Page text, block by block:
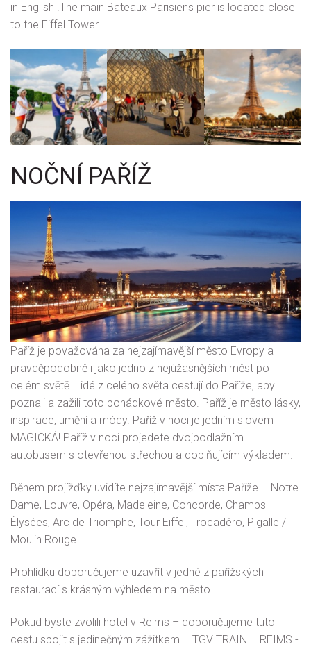
in English .The main Bateaux Parisiens pier is located close
to the Eiffel Tower.
NOČNÍ PAŘÍŽ
Paříž je považována za nejzajímavější město Evropy a
pravděpodobně i jako jedno z nejúžasnějších měst po
celém světě. Lidé z celého světa cestují do Paříže, aby
poznali a zažili toto pohádkové město. Paříž je město lásky,
inspirace, umění a módy. Paříž v noci je jedním slovem
MAGICKÁ! Paříž v noci projedete dvojpodlažním
autobusem s otevřenou střechou a doplňujícím výkladem.
Během projížďky uvidíte nejzajímavější místa Paříže – Notre
Dame, Louvre, Opéra, Madeleine, Concorde, Champs-
Élysées, Arc de Triomphe, Tour Eiffel, Trocadéro, Pigalle /
Moulin Rouge … ..
Prohlídku doporučujeme uzavřít v jedné z pařížských
restaurací s krásným výhledem na město.
Pokud byste zvolili hotel v Reims – doporučujeme tuto
cestu spojit s jedinečným zážitkem – TGV TRAIN – REIMS -